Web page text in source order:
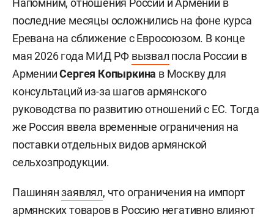
Напомним, отношения России и Армении в
последние месяцы осложнились на фоне курса
Еревана на сближение с Евросоюзом. В конце
мая 2026 года МИД РФ вызвал посла России в
АрменииСергея Копыркина в Москву для
консультаций из-за шагов армянского
руководства по развитию отношений с ЕС. Тогда
же Россия ввела временные ограничения на
поставки отдельных видов армянской
сельхозпродукции.
Пашинянзаявлял, что ограничения на импорт
армянских товаров в Россию негативно влияют